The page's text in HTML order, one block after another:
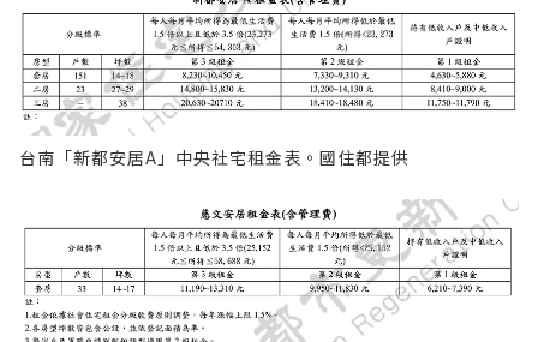
台南「新都安居A」中央社宅租金表。國住都提供